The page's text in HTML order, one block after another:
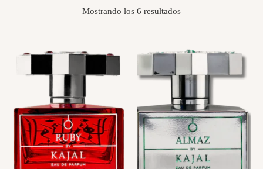
Mostrando los 6 resultados